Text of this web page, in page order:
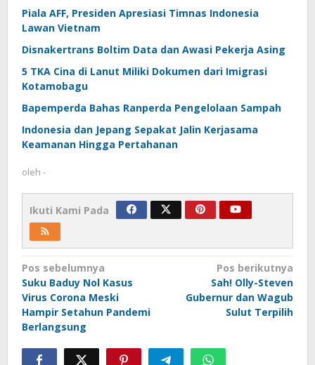
Piala AFF, Presiden Apresiasi Timnas Indonesia
Lawan Vietnam
Disnakertrans Boltim Data dan Awasi Pekerja Asing
5 TKA Cina di Lanut Miliki Dokumen dari Imigrasi
Kotamobagu
Bapemperda Bahas Ranperda Pengelolaan Sampah
Indonesia dan Jepang Sepakat Jalin Kerjasama
Keamanan Hingga Pertahanan
oleh -
Ikuti Kami Pada
Navigasi
pos
Pos sebelumnya
Suku Baduy Nol Kasus
Virus Corona Meski
Hampir Setahun Pandemi
Berlangsung
Pos berikutnya
Sah! Olly-Steven
Gubernur dan Wagub
Sulut Terpilih